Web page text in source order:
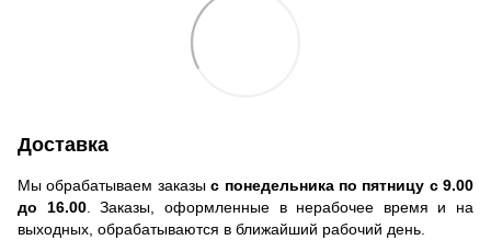
Доставка
Мы обрабатываем заказыс понедельника по пятницу с 9.00
до 16.00. Заказы, оформленные в нерабочее время и на
выходных, обрабатываются в ближайший рабочий день.